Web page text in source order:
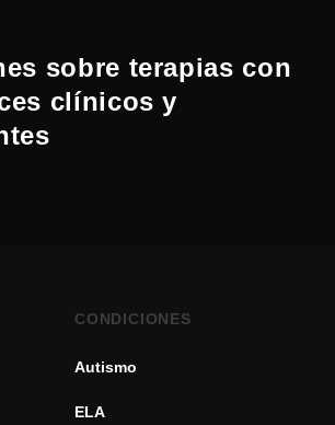
sobre terapias con
clínicos y
CONDICIONES
Autismo
ELA